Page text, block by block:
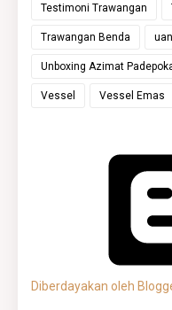
Testimoni Trawangan
Trawangan Benda
Unboxing Azimat
Vessel Vessel Emas
Diberdayakan oleh